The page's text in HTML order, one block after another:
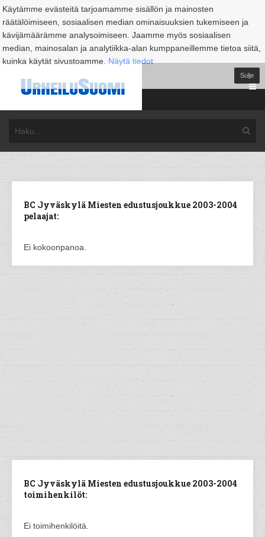
Käytämme evästeitä tarjoamamme sisällön ja mainosten
räätälöimiseen, sosiaalisen median ominaisuuksien tukemiseen ja
kävijämäärämme analysoimiseen. Jaamme myös sosiaalisen
median, mainosalan ja analytiikka-alan kumppaneillemme tietoa siitä,
kuinka käytät sivustoamme. Näytä tiedot
Sulje
BC Jyväskylä Miesten edustusjoukkue 2003-2004
pelaajat:
Ei kokoonpanoa.
BC Jyväskylä Miesten edustusjoukkue 2003-2004
toimihenkilöt:
Ei toimihenkilöitä.